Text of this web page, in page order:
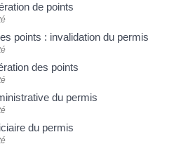
de points
points : invalidation du permis
des points
du permis
du permis